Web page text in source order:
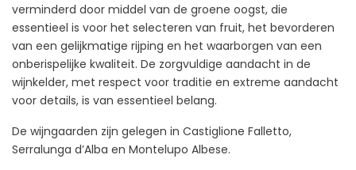
verminderd door middel van de groene oogst, die
essentieel is voor het selecteren van fruit, het bevorderen
van een gelijkmatige rijping en het waarborgen van een
onberispelijke kwaliteit. De zorgvuldige aandacht in de
wijnkelder, met respect voor traditie en extreme aandacht
voor details, is van essentieel belang.
De wijngaarden zijn gelegen in Castiglione Falletto,
Serralunga d’Alba en Montelupo Albese.